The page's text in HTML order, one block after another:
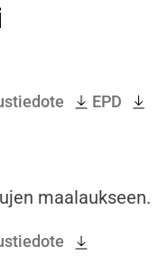
EPD
maalaukseen.